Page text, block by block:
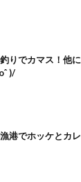
りでカマス！他
)/
港でホッケとカレ